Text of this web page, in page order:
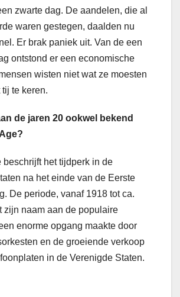
zwarte dag. De aandelen, die al
waren gestegen, daalden nu
Er brak paniek uit. Van de een
ontstond er een economische
wisten niet wat ze moesten
te keren.
de jaren 20 ookwel bekend
beschrijft het tijdperk in de
na het einde van de Eerste
De periode, vanaf 1918 tot ca.
zijn naam aan de populaire
enorme opgang maakte door
en de groeiende verkoop
in de Verenigde Staten.